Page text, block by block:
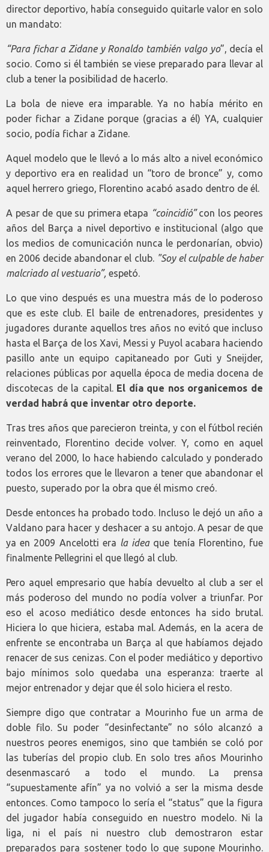
director deportivo, había conseguido quitarle valor en solo
un mandato:
“Para fichar a Zidane y Ronaldo también valgo yo”, decía el
socio. Como si él también se viese preparado para llevar al
club a tener la posibilidad de hacerlo.
La bola de nieve era imparable. Ya no había mérito en
poder fichar a Zidane porque (gracias a él) YA, cualquier
socio, podía fichar a Zidane.
Aquel modelo que le llevó a lo más alto a nivel económico
y deportivo era en realidad un “toro de bronce” y, como
aquel herrero griego, Florentino acabó asado dentro de él.
A pesar de que su primera etapa “coincidió”con los peores
años del Barça a nivel deportivo e institucional (algo que
los medios de comunicación nunca le perdonarían, obvio)
en 2006 decide abandonar el club. "Soy el culpable de haber
malcriado al vestuario”, espetó.
Lo que vino después es una muestra más de lo poderoso
que es este club. El baile de entrenadores, presidentes y
jugadores durante aquellos tres años no evitó que incluso
hasta el Barça de los Xavi, Messi y Puyol acabara haciendo
pasillo ante un equipo capitaneado por Guti y Sneijder,
relaciones públicas por aquella época de media docena de
discotecas de la capital. El día que nos organicemos de
verdad habrá que inventar otro deporte.
Tras tres años que parecieron treinta, y con el fútbol recién
reinventado, Florentino decide volver. Y, como en aquel
verano del 2000, lo hace habiendo calculado y ponderado
todos los errores que le llevaron a tener que abandonar el
puesto, superado por la obra que él mismo creó.
Desde entonces ha probado todo. Incluso le dejó un año a
Valdano para hacer y deshacer a su antojo. A pesar de que
ya en 2009 Ancelotti era la ideaque tenía Florentino, fue
finalmente Pellegrini el que llegó al club.
Pero aquel empresario que había devuelto al club a ser el
más poderoso del mundo no podía volver a triunfar. Por
eso el acoso mediático desde entonces ha sido brutal.
Hiciera lo que hiciera, estaba mal. Además, en la acera de
enfrente se encontraba un Barça al que habíamos dejado
renacer de sus cenizas. Con el poder mediático y deportivo
bajo mínimos solo quedaba una esperanza: traerte al
mejor entrenador y dejar que él solo hiciera el resto.
Siempre digo que contratar a Mourinho fue un arma de
doble filo. Su poder “desinfectante” no sólo alcanzó a
nuestros peores enemigos, sino que también se coló por
las tuberías del propio club. En solo tres años Mourinho
desenmascaró a todo el mundo. La prensa
“supuestamente afín” ya no volvió a ser la misma desde
entonces. Como tampoco lo sería el “status” que la figura
del jugador había conseguido en nuestro modelo. Ni la
liga, ni el país ni nuestro club demostraron estar
preparados para sostener todo lo que supone Mourinho.